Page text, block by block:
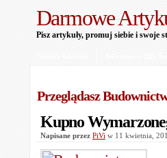
Darmowe
Pisz artykuły, promuj siebie i swoje
Przeglądasz
Kupno
Napisane przez PiVi w 11 kwietnia,